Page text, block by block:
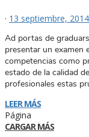
· 13 septiembre, 2014
Ad portas de
presentar un examen
competencias como
estado de la calidad
profesionales estas
LEER MÁS
Página
CARGAR MÁS